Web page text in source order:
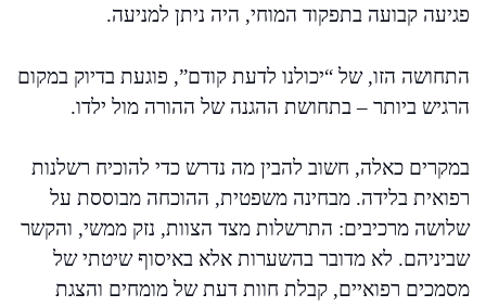
פגיעה קבועה בתפקוד המוחי, היה ניתן למניעה.
התחושה הזו, של “יכולנו לדעת קודם”, פוגעת בדיוק במקום
הרגיש ביותר – בתחושת ההגנה של ההורה מול ילדו.
במקרים כאלה, חשוב להבין מה נדרש כדי להוכיח רשלנות
רפואית בלידה. מבחינה משפטית, ההוכחה מבוססת על
שלושה מרכיבים: התרשלות מצד הצוות, נזק ממשי, והקשר
שביניהם. לא מדובר בהשערות אלא באיסוף שיטתי של
מסמכים רפואיים, קבלת חוות דעת של מומחים והצגת